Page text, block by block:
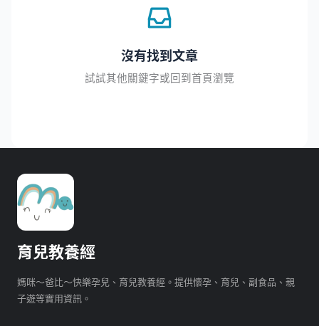
沒有找到文章
試試其他關鍵字或回到首頁瀏覽
育兒教養經
媽咪～爸比～快樂孕兒、育兒教養經。提供懷孕、育兒、副食品、親
子遊等實用資訊。